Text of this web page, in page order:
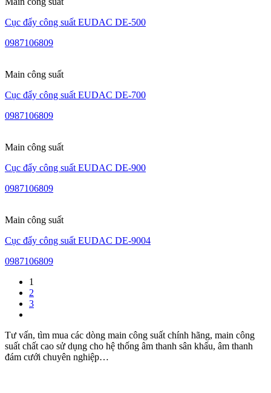
Cục đẩy công suất EUDAC DE-500
0987106809
Main công suất
Cục đẩy công suất EUDAC DE-700
0987106809
Main công suất
Cục đẩy công suất EUDAC DE-900
0987106809
Main công suất
Cục đẩy công suất EUDAC DE-9004
0987106809
1
2
3
Tư vấn, tìm mua các dòng main công suất chính hãng, main công
suất chất cao sử dụng cho hệ thống âm thanh sân khấu, âm thanh
đám cưới chuyên nghiệp…